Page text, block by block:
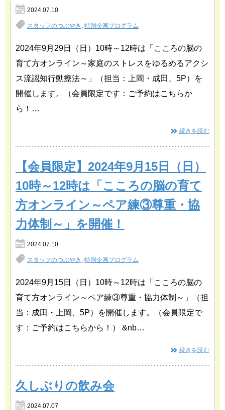
2024.07.10
スタッフのつぶやき , 特別企画プログラム
2024年9月29日（日）10時～12時は「こころの脳の
育て方オンライン～家庭のストレスをゆるめるアクシ
ス流認知行動療法～」（担当：上岡・成田、5P）を
開催します。（会員限定です：ご予約はこちらか
ら！…
続きを読む
【会員限定】2024年9月15日（日）
10時～12時は「こころの脳の育て
方オンライン～ペア練③尊重・協
力体制～」を開催！
2024.07.10
スタッフのつぶやき , 特別企画プログラム
2024年9月15日（日）10時～12時は「こころの脳の
育て方オンライン～ペア練③尊重・協力体制～」（担
当：成田・上岡、5P）を開催します。（会員限定で
す：ご予約はこちらから！） &nb…
続きを読む
久しぶりの飲み会
2024.07.07